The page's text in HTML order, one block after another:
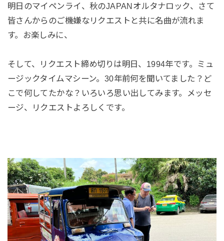
明日のマイペンライ、秋のJAPANオルタナロック、さて
皆さんからのご機嫌なリクエストと共に名曲が流れま
す。お楽しみに、
そして、リクエスト締め切りは明日、1994年です。ミュ
ージックタイムマシーン。30年前何を聞いてました？ど
こで何してたかな？いろいろ思い出してみます。メッセ
ージ、リクエストよろしくです。